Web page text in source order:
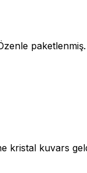
paketlenmiş.
kristal kuvars